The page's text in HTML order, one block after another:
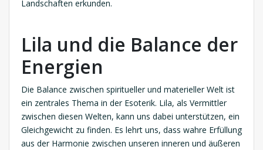
Landschaften erkunden.
Lila und die Balance der
Energien
Die Balance zwischen spiritueller und materieller Welt ist
ein zentrales Thema in der Esoterik. Lila, als Vermittler
zwischen diesen Welten, kann uns dabei unterstützen, ein
Gleichgewicht zu finden. Es lehrt uns, dass wahre Erfüllung
aus der Harmonie zwischen unseren inneren und äußeren